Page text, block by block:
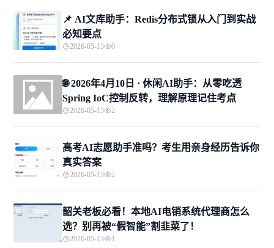
📌 ​AI文库助手：Redis分布式锁从入门到实战
必知要点
2026-05-13 0
🌐 2026年4月10日 · 休闲AI助手：从零吃透
Spring IoC控制反转，理解原理记住考点
2026-05-13 2
高考AI志愿助手准吗？考生用亲身经历告诉你
真实答案
2026-05-13 2
韶关老板必看！本地AI电销系统代理商怎么
选？别再被“假智能”割韭菜了！
2026-05-13 1